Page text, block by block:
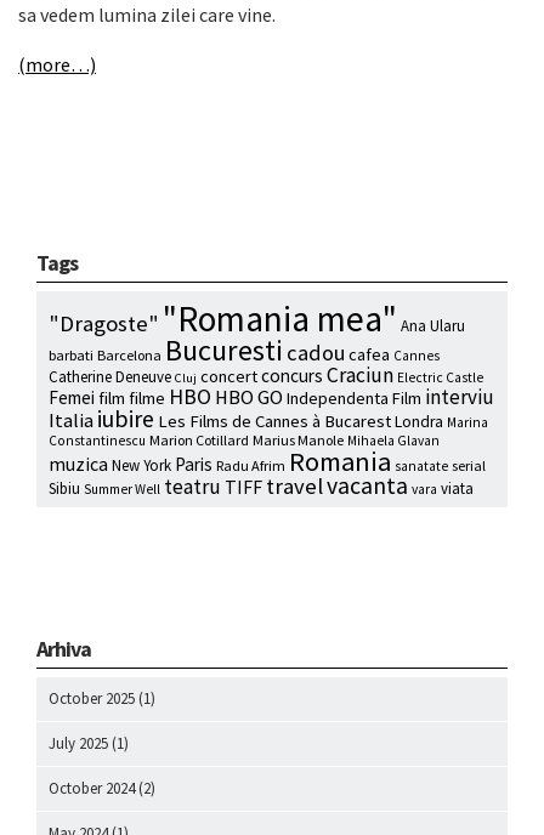
sa vedem lumina zilei care vine.
(more…)
Tags
"Dragoste" "Romania mea" Ana Ularu
barbati Barcelona Bucuresti cadou cafea Cannes
Catherine Deneuve Cluj concertconcurs Craciun Electric Castle
Femei film filme HBO HBO GO Independenta Film interviu
Italiaiubire Les Films de Cannes à BucarestLondra Marina
Constantinescu Marion Cotillard Marius Manole Mihaela Glavan
muzica New York Paris Radu Afrim Romania sanatate serial
Sibiu Summer Well teatru TIFF travelvacanta vara viata
Arhiva
October 2025 (1)
July 2025 (1)
October 2024(2)